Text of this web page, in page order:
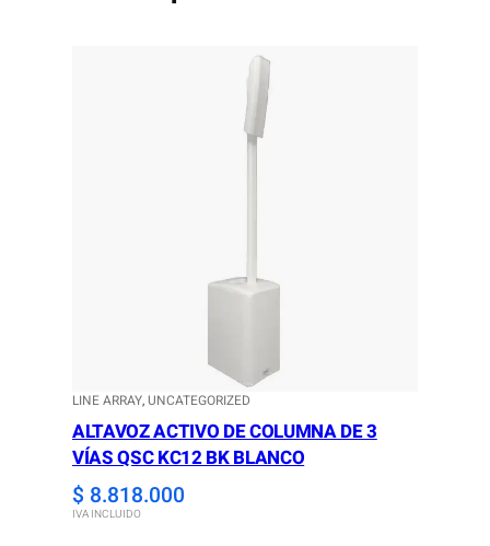
LINE ARRAY, UNCATEGORIZED
ALTAVOZ ACTIVO DE COLUMNA DE 3
VÍAS QSC KC12 BK BLANCO
$ 8.818.000
IVA INCLUIDO